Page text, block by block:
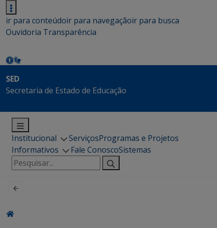
ir para conteúdoir para navegaçãoir para busca
Ouvidoria Transparência
SED
Secretaria de Estado de Educação
Institucional ServiçosProgramas e Projetos
Informativos
Fale ConoscoSistemas
Pesquisar
por: